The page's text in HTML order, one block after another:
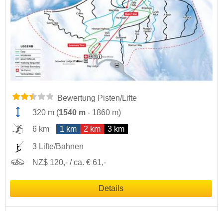
Bewertung Pisten/Lifte
320 m (1540 m - 1860 m)
6 km
1 km 2 km 3 km
3 Lifte/Bahnen
NZ$ 120,- / ca. € 61,-
Details